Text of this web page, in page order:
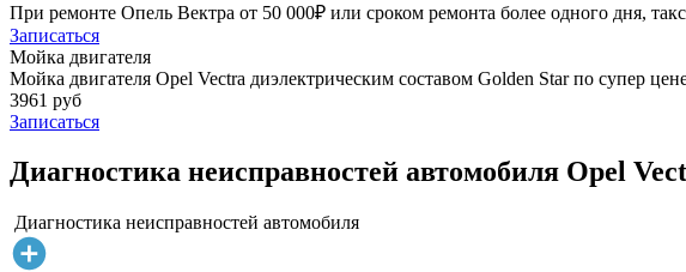
При ремонте Опель Вектра от 50 000₽ или сроком ремонта более одного дня,
Записаться
Мойка двигателя
Мойка двигателя Opel Vectra диэлектрическим составом Golden Star по супер
3961 руб
Записаться
Диагностика неисправностей автомобиля Opel
Диагностика неисправностей автомобиля